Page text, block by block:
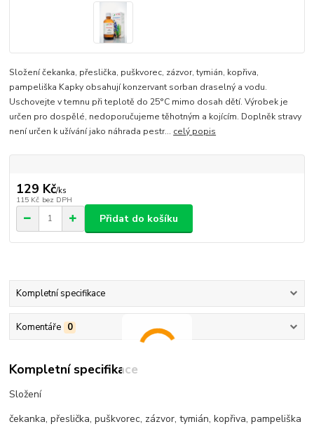
Složení čekanka, přeslička, puškvorec, zázvor, tymián, kopřiva,
pampeliška Kapky obsahují konzervant sorban draselný a vodu.
Uschovejte v temnu při teplotě do 25°C mimo dosah dětí. Výrobek je
určen pro dospělé, nedoporučujeme těhotným a kojícím. Doplněk stravy
není určen k užívání jako náhrada pestr... celý popis
129 Kč/ks
115 Kč bez DPH
Přidat do košíku
Kompletní specifikace
Komentáře 0
Kompletní specifikace
Složení
čekanka, přeslička, puškvorec, zázvor, tymián, kopřiva, pampeliška